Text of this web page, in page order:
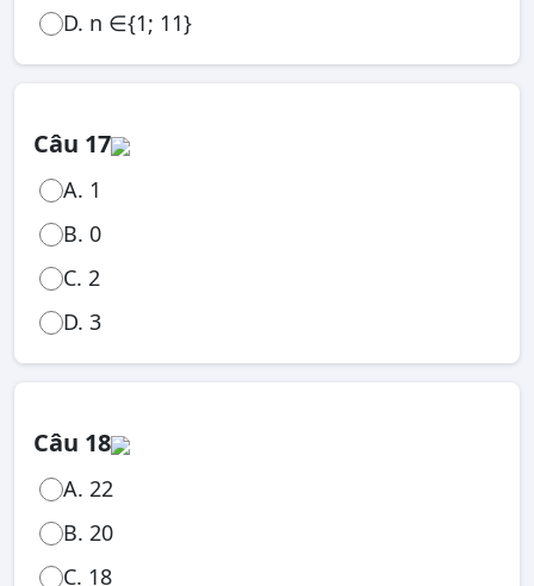
D. n ∈{1; 11}
Câu 17
A. 1
B. 0
C. 2
D. 3
Câu 18
A. 22
B. 20
C. 18